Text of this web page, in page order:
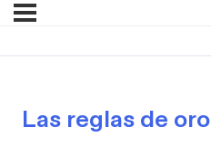
Las reglas de oro